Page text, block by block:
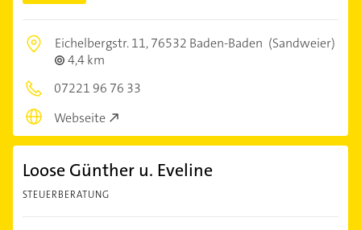
Eichelbergstr. 11,76532 Baden-Baden (Sandweier)
4,4 km
07221 96 76 33
Webseite
Loose Günther u. Eveline
STEUERBERATUNG